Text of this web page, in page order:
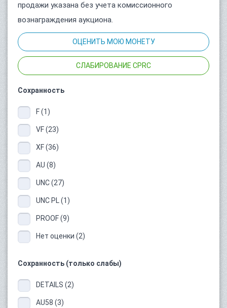
продажи указана без учета комиссионного
вознаграждения аукциона.
ОЦЕНИТЬ МОЮ МОНЕТУ
СЛАБИРОВАНИЕ CPRC
Сохранность
F (1)
VF (23)
XF (36)
AU (8)
UNC (27)
UNC PL (1)
PROOF (9)
Нет оценки (2)
Сохранность (только слабы)
DETAILS (2)
AU58 (3)